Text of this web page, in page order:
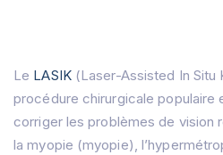
Le LASIK(Laser-Assisted In Situ
procédure chirurgicale populaire
corriger les problèmes de vision
la myopie (myopie),